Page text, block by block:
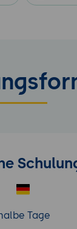
Tage